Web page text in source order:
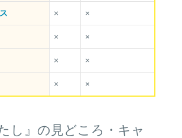
× ×
× ×
× ×
× ×
し』の見どころ・キャ